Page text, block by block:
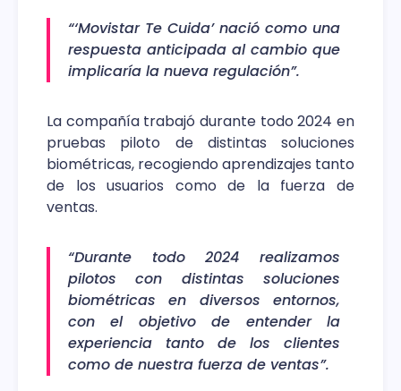
“‘Movistar Te Cuida’ nació como una
respuesta anticipada al cambio que
implicaría la nueva regulación”.
La compañía trabajó durante todo 2024 en
pruebas piloto de distintas soluciones
biométricas, recogiendo aprendizajes tanto
de los usuarios como de la fuerza de
ventas.
“Durante todo 2024 realizamos
pilotos con distintas soluciones
biométricas en diversos entornos,
con el objetivo de entender la
experiencia tanto de los clientes
como de nuestra fuerza de ventas”.